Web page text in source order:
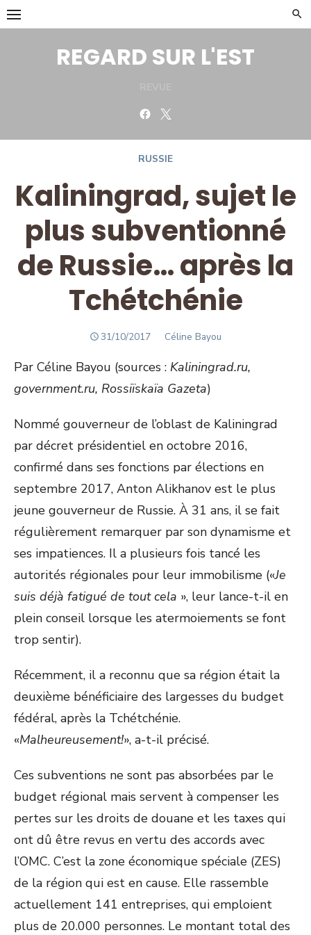
Skip
to
REGARD SUR L'EST
Facebook
RUSSIE
Kaliningrad, sujet le
plus subventionné
de Russie… après la
Tchétchénie
POSTED
31/10/2017 Author
Céline Bayou
Par Céline Bayou (sources : Kaliningrad.ru,
government.ru, Rossiïskaïa Gazeta)
Nommé gouverneur de l’oblast de Kaliningrad
par décret présidentiel en octobre 2016,
confirmé dans ses fonctions par élections en
septembre 2017, Anton Alikhanov est le plus
jeune gouverneur de Russie. À 31 ans, il se fait
régulièrement remarquer par son dynamisme et
ses impatiences. Il a plusieurs fois tancé les
autorités régionales pour leur immobilisme («Je
suis déjà fatigué de tout cela », leur lance-t-il en
plein conseil lorsque les atermoiements se font
trop sentir).
Récemment, il a reconnu que sa région était la
deuxième bénéficiaire des largesses du budget
fédéral, après la Tchétchénie.
«Malheureusement!», a-t-il précisé.
Ces subventions ne sont pas absorbées par le
budget régional mais servent à compenser les
pertes sur les droits de douane et les taxes qui
ont dû être revus en vertu des accords avec
l’OMC. C’est la zone économique spéciale (ZES)
de la région qui est en cause. Elle rassemble
actuellement 141 entreprises, qui emploient
plus de 20.000 personnes. Le montant total des